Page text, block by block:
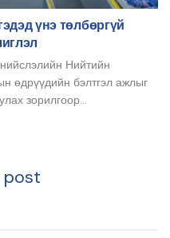
үнэ төлбөргүй
Нийтийн
өдрүүдийн бэлтгэл ажлыг
зорилгоор...
post